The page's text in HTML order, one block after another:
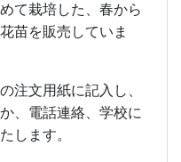
て栽培した、春から
苗を販売していま
注文用紙に記入し、
、電話連絡、学校に
します。